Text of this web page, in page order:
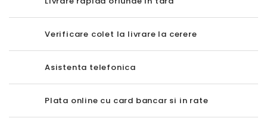
Verificare colet la livrare la cerere
Asistenta telefonica
Plata online cu card bancar si in rate